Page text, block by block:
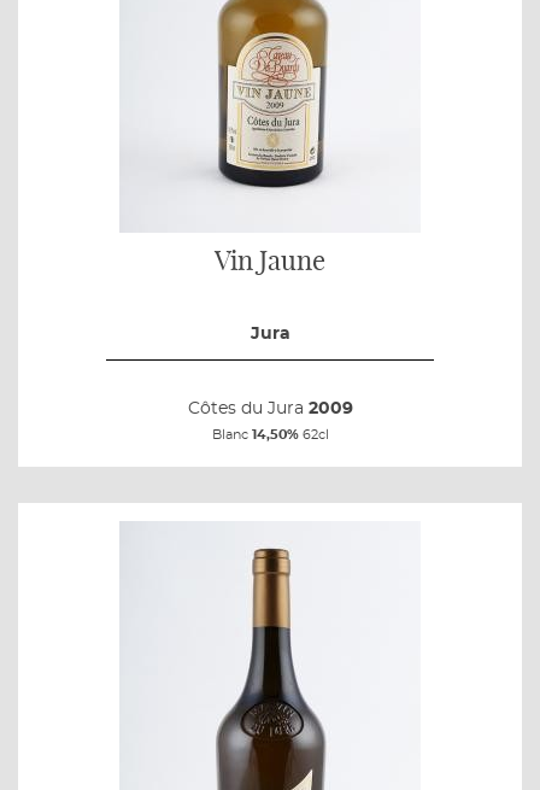
Vin Jaune
Jura
Côtes du Jura 2009
Blanc 14,50% 62cl